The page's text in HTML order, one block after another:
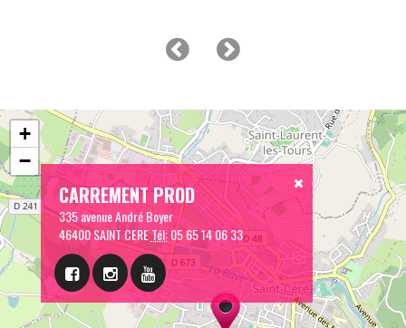
CARREMENT PROD
335 avenue André Boyer
46400 SAINT CERETél:05 65 14 06 33
+
−